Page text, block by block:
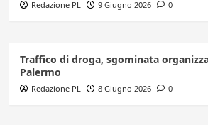
Redazione PL 9 Giugno 2026 0
Traffico di droga, sgominata
Palermo
Redazione PL 8 Giugno 2026 0